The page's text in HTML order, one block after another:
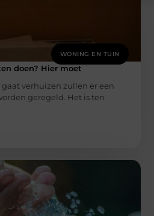
WONING EN TUIN
doen? Hier moet
verhuizen zullen er een
geregeld. Het is ten